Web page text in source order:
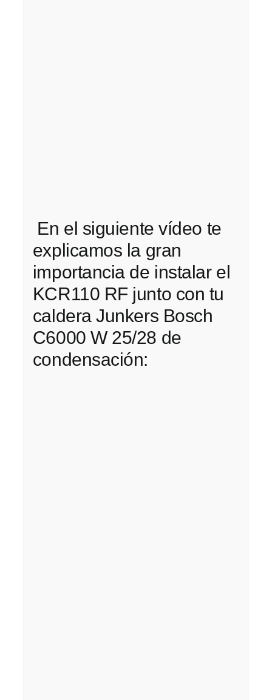
En el siguiente vídeo te
explicamos la gran
importancia de instalar el
KCR110 RF junto con tu
caldera Junkers Bosch
C6000 W 25/28 de
condensación: